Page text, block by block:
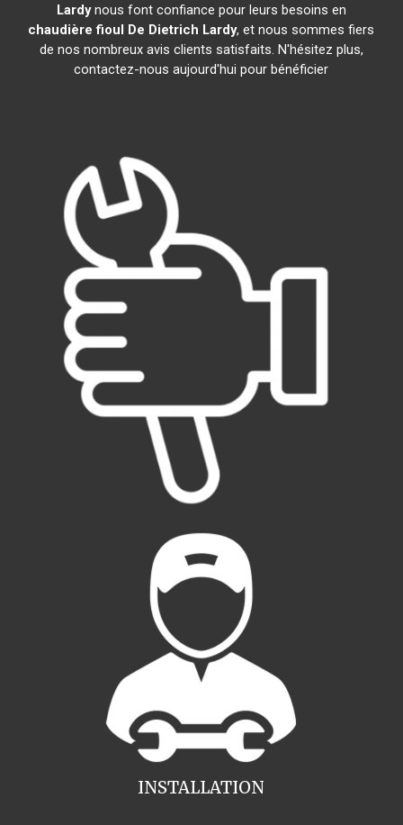
Lardynous font confiance pour leurs besoins en
chaudière fioul De Dietrich Lardy, et nous sommes fiers
de nos nombreux avis clients satisfaits. N'hésitez plus,
contactez-nous aujourd'hui pour bénéficier
INSTALLATION